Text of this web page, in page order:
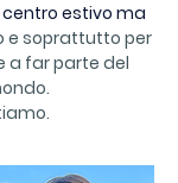
centro estivo ma
e soprattutto per
a far parte del